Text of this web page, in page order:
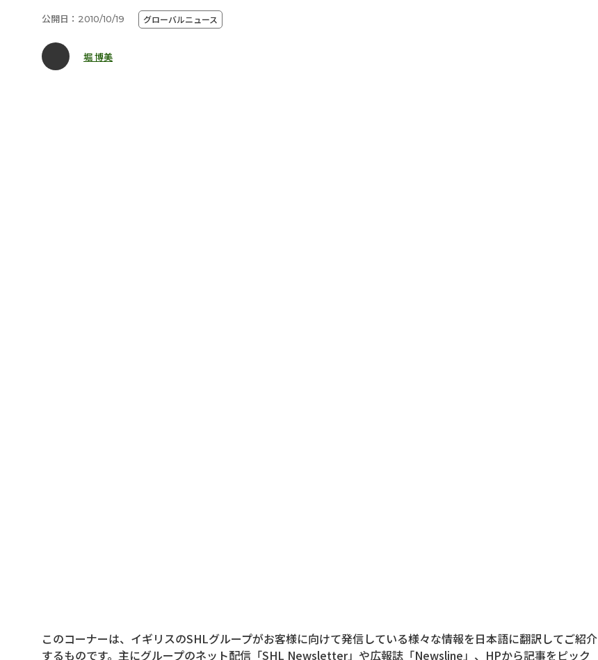
公開日：2010/10/19 グローバルニュース
堀 博美
このコーナーは、イギリスのSHLグループがお客様に向けて発信している様々な情報を日本語に翻訳してご紹介
するものです。主にグループのネット配信「SHL Newsletter」や広報誌「Newsline」、HPから記事をピック